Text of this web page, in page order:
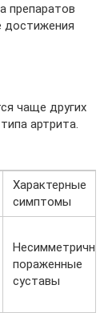
препаратов
достижения
чаще других
артрита.
Характерные
симптомы
Несимметрично
пораженные
суставы